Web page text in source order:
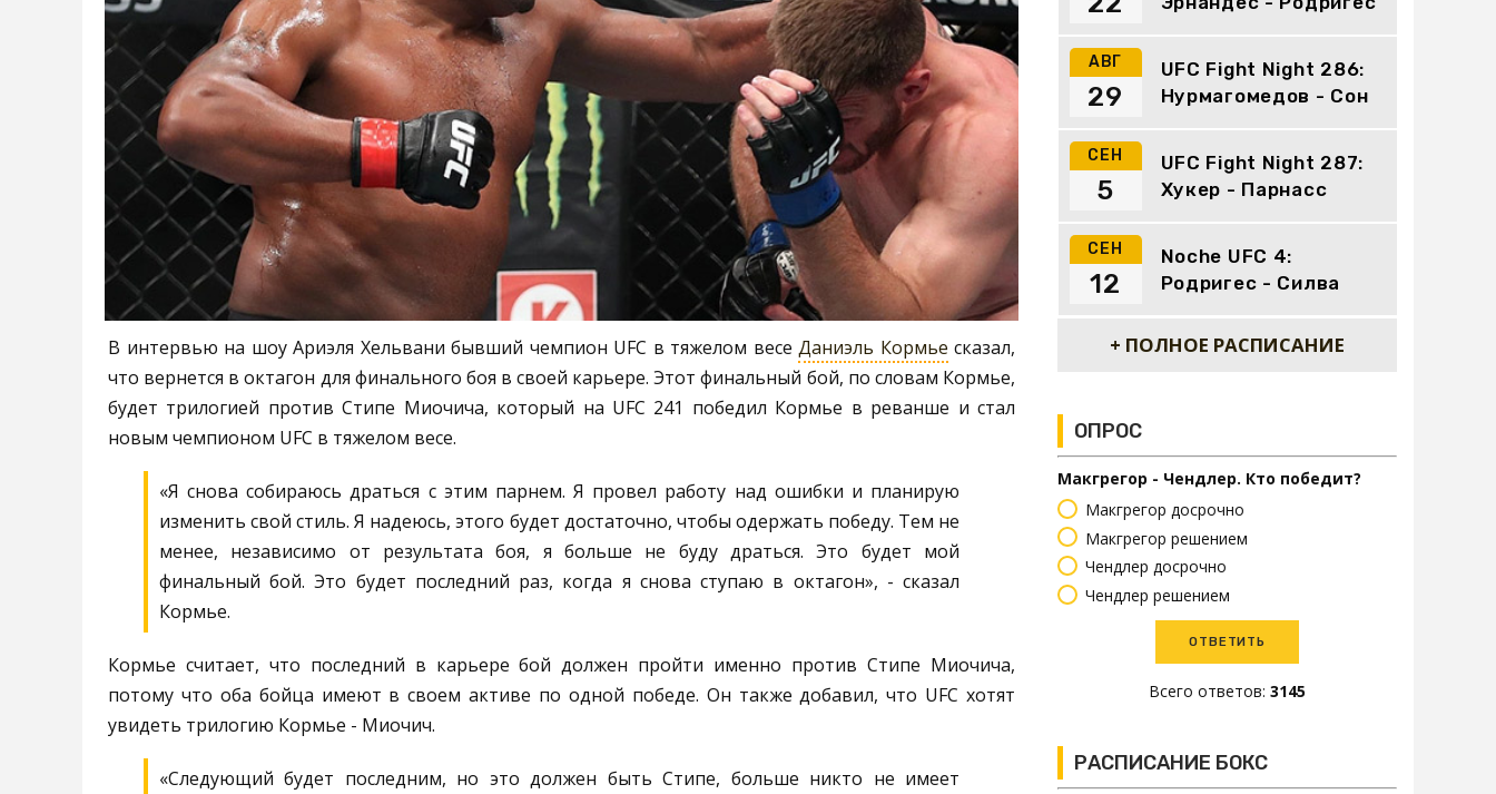
АВГ
UFC Fight Night 286:
Нурмагомедов - Сон
29
СЕН
UFC Fight Night 287:
Хукер - Парнасс
5
СЕН
Noche UFC 4:
Родригес - Силва
12
+ ПОЛНОЕ РАСПИСАНИЕ
ОПРОС
Макгрегор - Чендлер. Кто победит?
Макгрегор досрочно
Макгрегор решением
Чендлер досрочно
Чендлер решением
Всего ответов:3145
РАСПИСАНИЕ БОКС
В интервью на шоу Ариэля Хельвани бывший чемпион UFC в тяжелом весе Даниэль Кормье сказал,
что вернется в октагон для финального боя в своей карьере. Этот финальный бой, по словам Кормье,
будет трилогией против Стипе Миочича, который на UFC 241 победил Кормье в реванше и стал
новым чемпионом UFC в тяжелом весе.
«Я снова собираюсь драться с этим парнем. Я провел работу над ошибки и планирую
изменить свой стиль. Я надеюсь, этого будет достаточно, чтобы одержать победу. Тем не
менее, независимо от результата боя, я больше не буду драться. Это будет мой
финальный бой. Это будет последний раз, когда я снова ступаю в октагон», - сказал
Кормье.
Кормье считает, что последний в карьере бой должен пройти именно против Стипе Миочича,
потому что оба бойца имеют в своем активе по одной победе. Он также добавил, что UFC хотят
увидеть трилогию Кормье - Миочич.
«Следующий будет последним, но это должен быть Стипе, больше никто не имеет